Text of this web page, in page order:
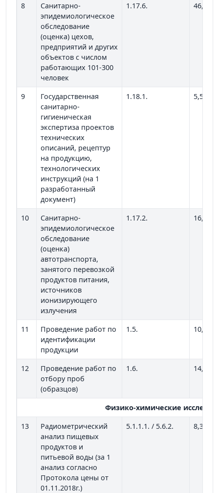
8
Санитарно-
эпидемиологическое
обследование
(оценка) цехов,
предприятий и других
объектов с числом
работающих 101-300
человек
1.17.6. 46,71
9
Государственная
санитарно-
гигиеническая
экспертиза проектов
технических
описаний, рецептур
на продукцию,
технологических
инструкций (на 1
разработанный
документ)
1.18.1. 5,56
10
Санитарно-
эпидемиологическое
обследование
(оценка)
автотранспорта,
занятого перевозкой
продуктов питания,
источников
ионизирующего
излучения
1.17.2. 16,68
11
Проведение работ по
идентификации
продукции
1.5. 10,00
12
Проведение работ по
отбору проб
(образцов)
1.6. 14,46
Физико-химические
13
Радиометрический
анализ пищевых
продуктов и
питьевой воды (за 1
анализ согласно
Протокола цены от
01.11.2018г.)
5.1.1.1. / 5.6.2. 8,35